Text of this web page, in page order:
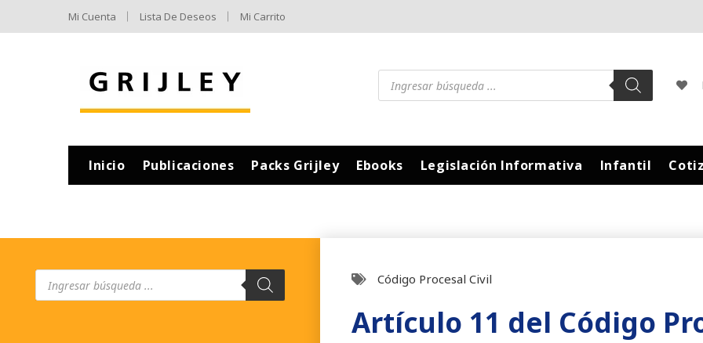
Mi Cuenta Lista De Deseos Mi Carrito
Inicio Publicaciones Packs Grijley Ebooks Legislación Informativa Infantil
Código Procesal Civil
Artículo 11 del Código